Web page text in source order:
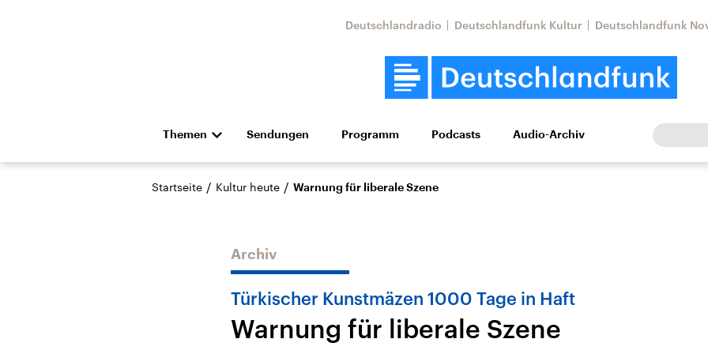
Deutschlandradio Deutschlandfunk Kultur Deutschlandfunk
Themen
Die Nachrichten Politik Wirtschaft Wissen Kultur Europa
Hörspiel und Feature Musik
Landtagswahl Sachsen-
USA
Aktuelle Beiträge,
Nahostkonflikt
Sendungen Programm Podcasts Audio-Archiv
Startseite / Kultur heute / Warnung für liberale Szene
Archiv
Türkischer Kunstmäzen 1000 Tage in Haft
Warnung für liberale Szene